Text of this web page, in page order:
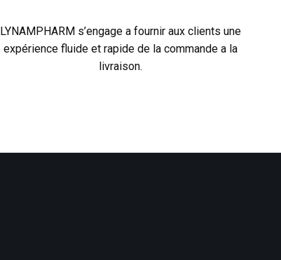
LYNAMPHARM s’engage a fournir aux clients une
expérience fluide et rapide de la commande a la
livraison.